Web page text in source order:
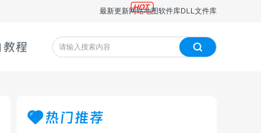
最新更新网站地图软件库DLL文件库
教程
热门推荐